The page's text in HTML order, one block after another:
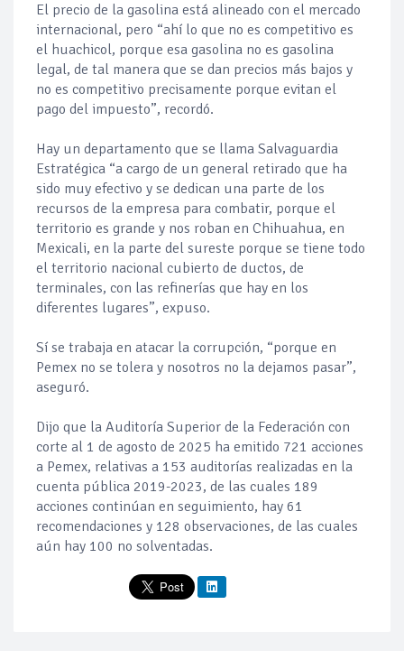
El precio de la gasolina está alineado con el mercado
internacional, pero “ahí lo que no es competitivo es
el huachicol, porque esa gasolina no es gasolina
legal, de tal manera que se dan precios más bajos y
no es competitivo precisamente porque evitan el
pago del impuesto”, recordó.
Hay un departamento que se llama Salvaguardia
Estratégica “a cargo de un general retirado que ha
sido muy efectivo y se dedican una parte de los
recursos de la empresa para combatir, porque el
territorio es grande y nos roban en Chihuahua, en
Mexicali, en la parte del sureste porque se tiene todo
el territorio nacional cubierto de ductos, de
terminales, con las refinerías que hay en los
diferentes lugares”, expuso.
Sí se trabaja en atacar la corrupción, “porque en
Pemex no se tolera y nosotros no la dejamos pasar”,
aseguró.
Dijo que la Auditoría Superior de la Federación con
corte al 1 de agosto de 2025 ha emitido 721 acciones
a Pemex, relativas a 153 auditorías realizadas en la
cuenta pública 2019-2023, de las cuales 189
acciones continúan en seguimiento, hay 61
recomendaciones y 128 observaciones, de las cuales
aún hay 100 no solventadas.